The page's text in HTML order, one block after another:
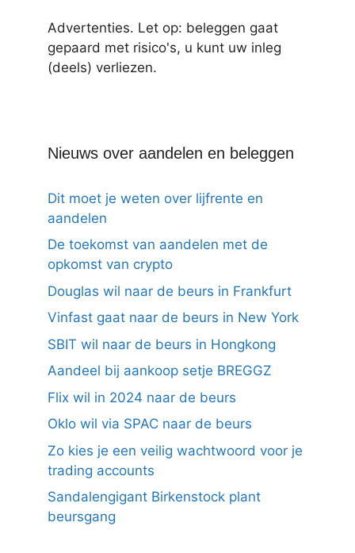
Advertenties. Let op: beleggen gaat
gepaard met risico's, u kunt uw inleg
(deels) verliezen.
Nieuws over aandelen en beleggen
Dit moet je weten over lijfrente en
aandelen
De toekomst van aandelen met de
opkomst van crypto
Douglas wil naar de beurs in Frankfurt
Vinfast gaat naar de beurs in New York
SBIT wil naar de beurs in Hongkong
Aandeel bij aankoop setje BREGGZ
Flix wil in 2024 naar de beurs
Oklo wil via SPAC naar de beurs
Zo kies je een veilig wachtwoord voor je
trading accounts
Sandalengigant Birkenstock plant
beursgang